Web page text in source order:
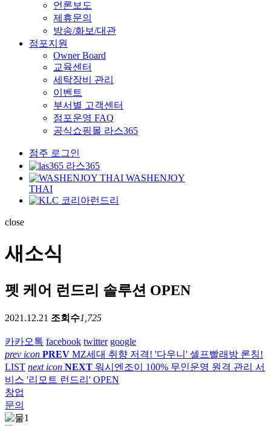
언론보도
제휴문의
방송/화보/대관
점포지원
Owner Board
교육센터
세탁장비 관리
이벤트
부서별 고객센터
점포운영 FAQ
공식쇼핑몰 라스365
점주 로그인
라스365
WASHENJOY
THAI
코리아런드리
close
새소식
펫 케어 런드리 솔루션 OPEN
2021.12.21 조회수1,725
카카오톡 facebook twitter google
prev icon PREV MZ세대 취향 저격! '다우니' 셀프빨래방 론칭!
LIST next icon NEXT 워시엔조이 100% 무인운영 원격 관리 서
비스 '리모트 런드리' OPEN
창업
문의